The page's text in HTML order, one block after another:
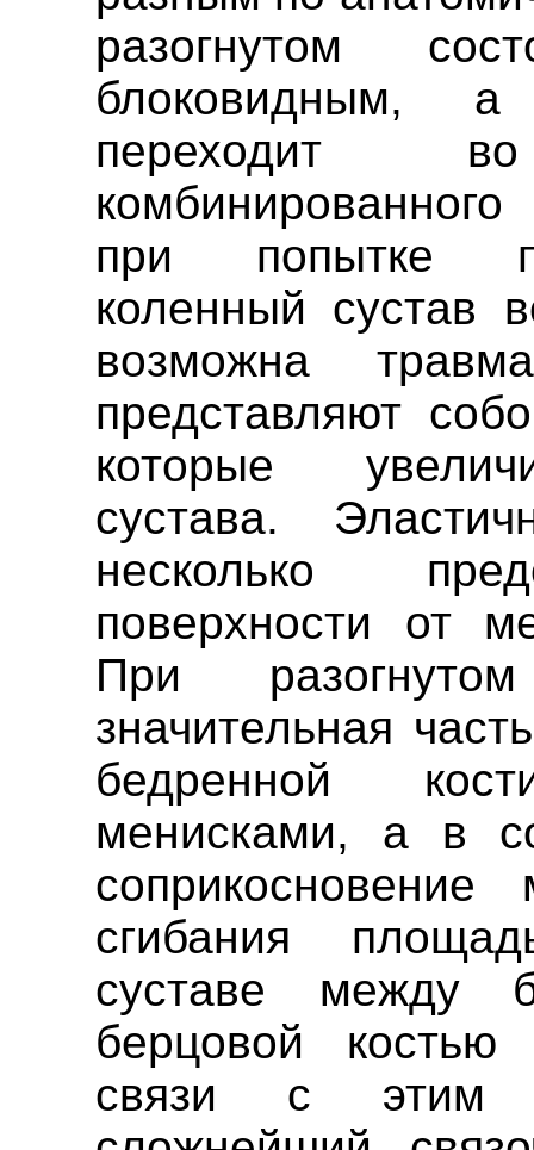
разогнутом
блоковидным,
переходит
при попытке
коленный сустав
возможна
представляют
которые
сустава.
несколько
поверхности от
При
значительная
бедренной
менисками, а в
сгибания
суставе между
берцовой
связи с этим